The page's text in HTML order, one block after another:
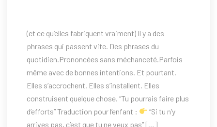
(et ce qu’elles fabriquent vraiment) Il y a des
phrases qui passent vite. Des phrases du
quotidien.Prononcées sans méchanceté.Parfois
même avec de bonnes intentions. Et pourtant.
Elles s’accrochent. Elles s’installent. Elles
construisent quelque chose. “Tu pourrais faire plus
d’efforts” Traduction pour l’enfant :
“Si tu n’y
arrives pas, c’est que tu ne veux pas” […]